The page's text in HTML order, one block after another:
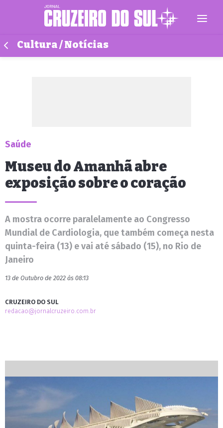
Cultura / Notícias
Saúde
Museu do Amanhã abre
exposição sobre o coração
A mostra ocorre paralelamente ao Congresso
Mundial de Cardiologia, que também começa nesta
quinta-feira (13) e vai até sábado (15), no Rio de
Janeiro
13 de Outubro de 2022 às 08:13
CRUZEIRO DO SUL
redacao@jornalcruzeiro.com.br